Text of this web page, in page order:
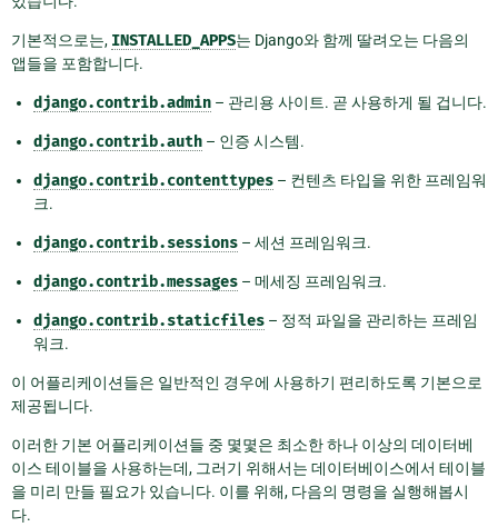
기본적으로는, INSTALLED_APPS는 Django와 함께 딸려오는 다음의
앱들을 포함합니다.
django.contrib.admin – 관리용 사이트. 곧 사용하게 될 겁니다.
django.contrib.auth – 인증 시스템.
django.contrib.contenttypes – 컨텐츠 타입을 위한 프레임워
크.
django.contrib.sessions – 세션 프레임워크.
django.contrib.messages – 메세징 프레임워크.
django.contrib.staticfiles – 정적 파일을 관리하는 프레임
워크.
이 어플리케이션들은 일반적인 경우에 사용하기 편리하도록 기본으로
제공됩니다.
이러한 기본 어플리케이션들 중 몇몇은 최소한 하나 이상의 데이터베
이스 테이블을 사용하는데, 그러기 위해서는 데이터베이스에서 테이블
을 미리 만들 필요가 있습니다. 이를 위해, 다음의 명령을 실행해봅시
다.